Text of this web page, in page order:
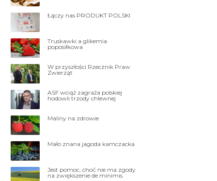
Łączy nas PRODUKT POLSKI
Truskawki a glikemia
poposiłkowa
W przyszłości Rzecznik Praw
Zwierząt
ASF wciąż zagraża polskiej
hodowli trzody chlewnej
Maliny na zdrowie
Mało znana jagoda kamczacka
Jest pomoc, choć nie ma zgody
na zwiększenie de minimis